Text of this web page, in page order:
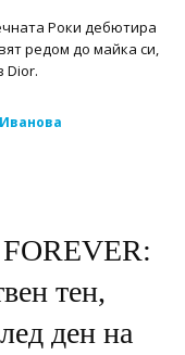
Роки дебютира
редом до майка си,
Dior.
FOREVER:
тен,
ден на